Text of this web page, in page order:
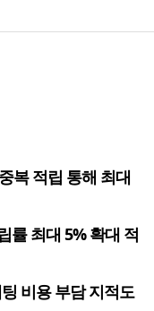
복 적립 통해 최대
률 최대 5% 확대 적
비용 부담 지적도